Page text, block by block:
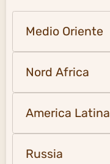
Medio Oriente
Nord Africa
America Latina
Russia